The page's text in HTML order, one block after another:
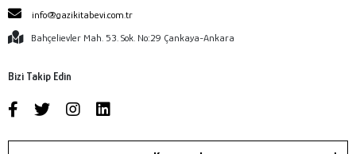
info@gazikitabevi.com.tr
Bahçelievler Mah. 53. Sok. No:29 Çankaya-Ankara
Bizi Takip Edin